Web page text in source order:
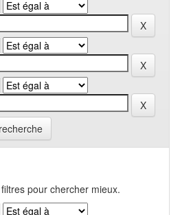
pour chercher mieux.